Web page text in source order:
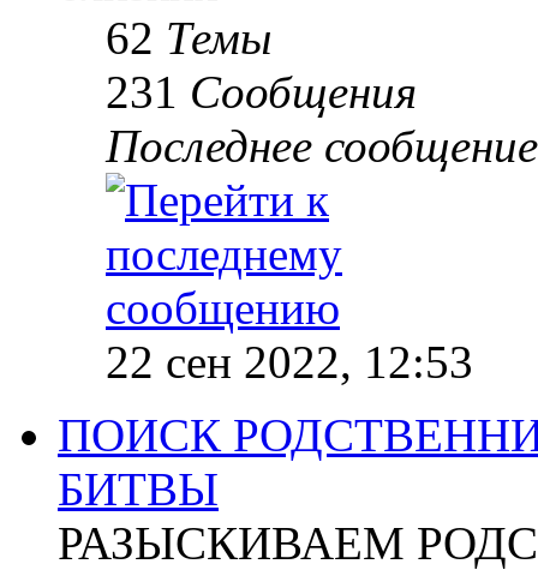
62 Темы
231 Сообщения
Последнее сообщение
22 сен 2022, 12:53
ПОИСК
БИТВЫ
РАЗЫСКИВАЕМ